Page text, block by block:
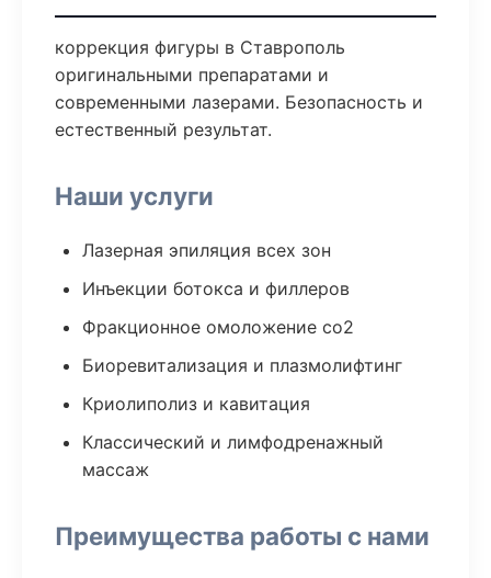
коррекция фигуры в Ставрополь
оригинальными препаратами и
современными лазерами. Безопасность и
естественный результат.
Наши услуги
Лазерная эпиляция всех зон
Инъекции ботокса и филлеров
Фракционное омоложение co2
Биоревитализация и плазмолифтинг
Криолиполиз и кавитация
Классический и лимфодренажный
массаж
Преимущества работы с нами